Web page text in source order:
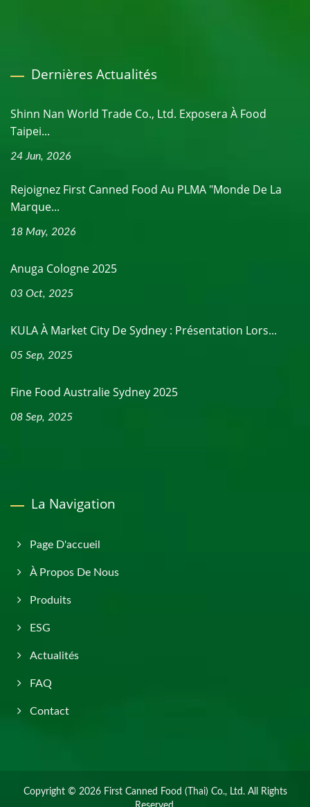
Dernières Actualités
Shinn Nan World Trade Co., Ltd. Exposera À Food
Taipei...
24 Jun, 2026
Rejoignez First Canned Food Au PLMA "Monde De La
Marque...
18 May, 2026
Anuga Cologne 2025
03 Oct, 2025
KULA À Market City De Sydney : Présentation Lors...
05 Sep, 2025
Fine Food Australie Sydney 2025
08 Sep, 2025
La Navigation
Page D'accueil
À Propos De Nous
Produits
ESG
Actualités
FAQ
Contact
Copyright © 2026 First Canned Food (Thai) Co., Ltd.All Rights